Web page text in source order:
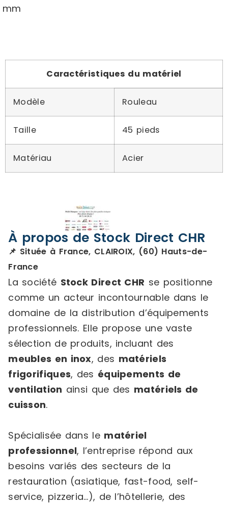
mm
Caractéristiques du matériel
Modèle Rouleau
Taille 45 pieds
Matériau Acier
À propos de Stock Direct CHR
📌 Située à France, CLAIROIX, (60) Hauts-de-
France
La société Stock Direct CHR se positionne
comme un acteur incontournable dans le
domaine de la distribution d’équipements
professionnels. Elle propose une vaste
sélection de produits, incluant des
meubles en inox, des matériels
frigorifiques, des équipements de
ventilation ainsi que des matériels de
cuisson.
Spécialisée dans le matériel
professionnel, l’entreprise répond aux
besoins variés des secteurs de la
restauration (asiatique, fast-food, self-
service, pizzeria…), de l’hôtellerie, des